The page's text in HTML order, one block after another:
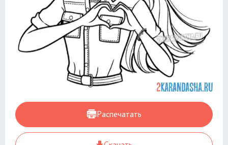
Распечатать